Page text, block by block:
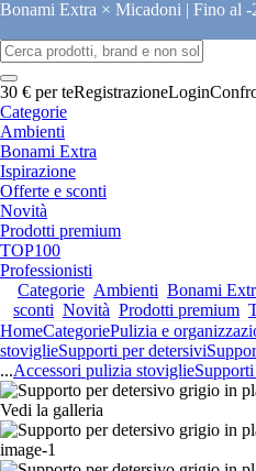
Bonami Extra × Micadoni | Fino al
30 € per teRegistrazioneLogin
Categorie
Ambienti
Bonami Extra
Ispirazione
Offerte e sconti
Novità
Prodotti premium
TOP100
Professionisti
Categorie Ambienti Bonami
sconti Novità Prodotti premium
HomeCategoriePulizia e
stoviglieSupporti per detersivi
...Accessori pulizia stoviglie
Vedi la galleria